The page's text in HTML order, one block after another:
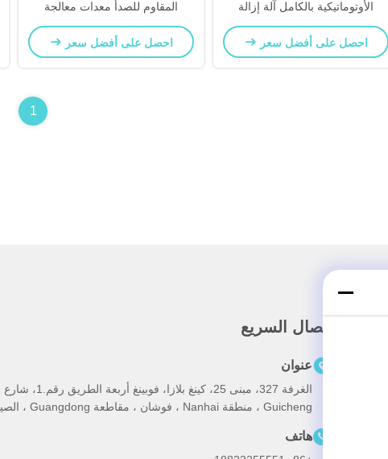
الأوتوماتيكية بالكامل آلة إزالة
الترسبات من مقياس السمك آلة
تنظيف الأحشاء
احصل على أفضل سعر
المقاوم للصدأ معدات معالجة
الأسماك
احصل على أفضل سعر
1
الاتصال السريع
عنوان
الغرفة 327، مبنى 25، كينغ بلازا، فوبينغ أربعة الطريق رقم.1، شارع
Guicheng ، منطقة Nanhai ، فوشان ، مقاطعة Guangdong ، الصين
هاتف